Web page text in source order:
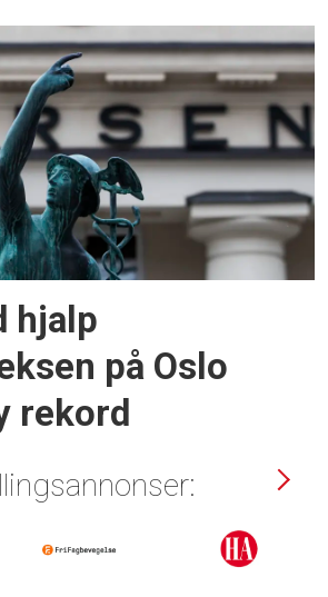
hjalp
på Oslo
rekord